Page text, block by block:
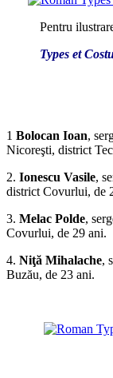
Pentru
Types et
1 Bolocan Ioan,
Nicoreşti, district
2. Ionescu Vasile,
district Covurlui, de
3. Melac Polde,
Covurlui, de 29 ani.
4. Niţă Mihalache,
Buzău, de 23 ani.